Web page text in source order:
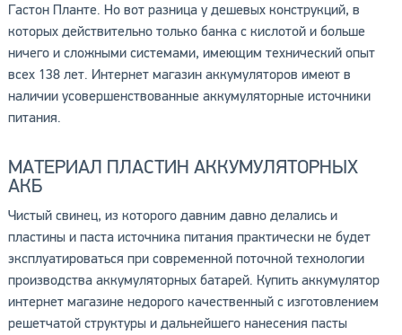
Гастон Планте. Но вот разница у дешевых конструкций, в
которых действительно только банка с кислотой и больше
ничего и сложными системами, имеющим технический опыт
всех 138 лет. Интернет магазин аккумуляторов имеют в
наличии усовершенствованные аккумуляторные источники
питания.
МАТЕРИАЛ ПЛАСТИН АККУМУЛЯТОРНЫХ
АКБ
Чистый свинец, из которого давним давно делались и
пластины и паста источника питания практически не будет
эксплуатироваться при современной поточной технологии
производства аккумуляторных батарей. Купить аккумулятор
интернет магазине недорого качественный с изготовлением
решетчатой структуры и дальнейшего нанесения пасты